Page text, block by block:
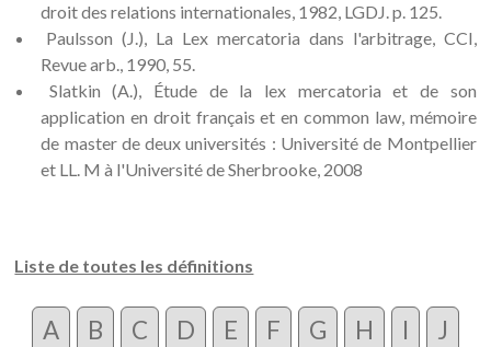
droit des relations internationales, 1982, LGDJ. p. 125.
Paulsson (J.), La Lex mercatoria dans l'arbitrage, CCI,
Revue arb., 1990, 55.
Slatkin (A.), Étude de la lex mercatoria et de son
application en droit français et en common law, mémoire
de master de deux universités : Université de Montpellier
et LL. M à l'Université de Sherbrooke, 2008
Liste de toutes les définitions
A B C D E F G H I J